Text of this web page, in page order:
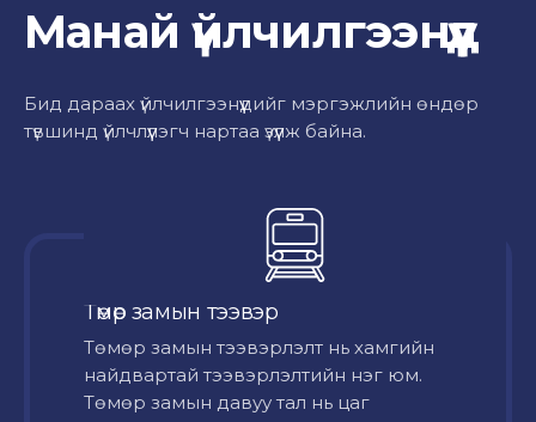
Манай үйлчилгээнүүд
Бид дараах үйлчилгээнүүдийг мэргэжлийн өндөр
түвшинд үйлчлүүлэгч нартаа үзүүлж байна.
Төмөр замын тээвэр
Төмөр замын тээвэрлэлт нь хамгийн
найдвартай тээвэрлэлтийн нэг юм.
Төмөр замын давуу тал нь цаг